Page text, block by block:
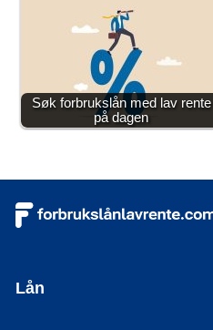
Søk forbrukslån med lav rente
på dagen
Lån